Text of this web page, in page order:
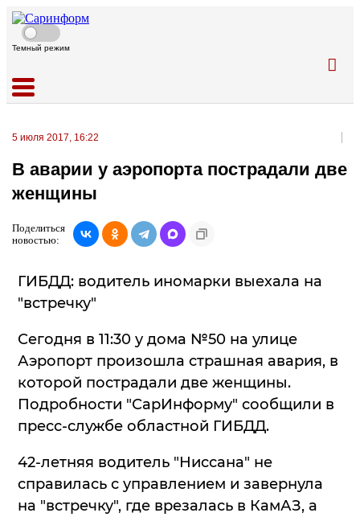
Темный режим
5 июля 2017, 16:22
В аварии у аэропорта пострадали две
женщины
Поделиться
новостью:
ГИБДД: водитель иномарки выехала на
"встречку"
Сегодня в 11:30 у дома №50 на улице
Аэропорт произошла страшная авария, в
которой пострадали две женщины.
Подробности "СарИнформу" сообщили в
пресс-службе областной ГИБДД.
42-летняя водитель "Ниссана" не
справилась с управлением и завернула
на "встречку", где врезалась в КамАЗ, а